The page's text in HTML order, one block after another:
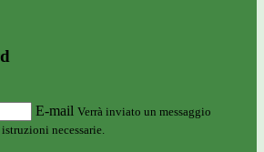
E-mail Verrà inviato un messaggio
necessarie.